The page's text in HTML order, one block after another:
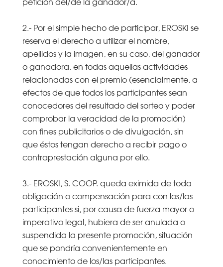
2.- Por el simple hecho de participar, EROSKI se
reserva el derecho a utilizar el nombre,
apellidos y la imagen, en su caso, del ganador
o ganadora, en todas aquellas actividades
relacionadas con el premio (esencialmente, a
efectos de que todos los participantes sean
conocedores del resultado del sorteo y poder
comprobar la veracidad de la promoción)
con fines publicitarios o de divulgación, sin
que éstos tengan derecho a recibir pago o
contraprestación alguna por ello.
3.- EROSKI, S. COOP. queda eximida de toda
obligación o compensación para con los/las
participantes si, por causa de fuerza mayor o
imperativo legal, hubiera de ser anulada o
suspendida la presente promoción, situación
que se pondría convenientemente en
conocimiento de los/las participantes.